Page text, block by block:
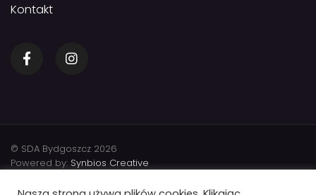
Kontakt
© SDA Bydgoszcz 2026
Powered by: Synbios Creative